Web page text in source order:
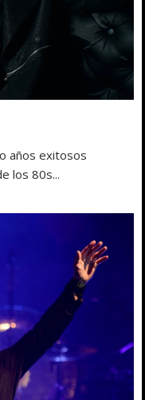
años exitosos
los 80s...